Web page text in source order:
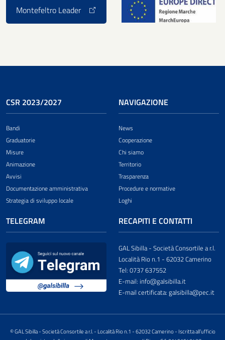
Montefeltro Leader
CSR 2023/2027
Bandi
Graduatorie
Misure
Animazione
Avvisi
Documentazione amministrativa
Strategia di sviluppo locale
NAVIGAZIONE
News
Cooperazione
Chi siamo
Territorio
Trasparenza
Procedure e normative
Loghi
TELEGRAM RECAPITI E CONTATTI
GAL Sibilla - Società Consortile a r.l.
Località Rio n.1 - 62032 Camerino
Tel: 0737 637552
E-mail: info@galsibilla.it
E-mail certificata: galsibilla@pec.it
© GAL Sibilla - Società Consortile a r.l. - Località Rio n.1 - 62032 Camerino - Iscritta all’ufficio